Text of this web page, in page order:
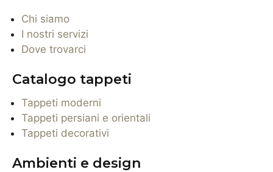
Chi siamo
I nostri servizi
Dove trovarci
Catalogo tappeti
Tappeti moderni
Tappeti persiani e orientali
Tappeti decorativi
Ambienti e design